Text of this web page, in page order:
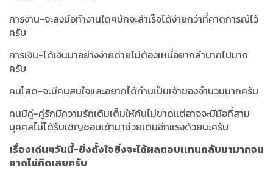
การงาน-จะลงมือทำงานใดๆมักจะสำเร็จได้ง่ายกว่าที่คาดการณ์ไว้
ครับ
การเงิน-ได้เงินมาอย่างง่ายด่ายไม่ต้องเหนื่อยากลำบากไปมาก
ครับ
คนโสด-จะมีคนสนใจและอยากได้ท่านเป็นเจ้าของจำนวนมากครับ
คนมีคู่-คู่รักมีความรักเติมเต็มให้กันไม่ขาดแต่อาจจะมีมือที่สาม
บุคคลไม่ได้รับเชิญชอบเข้ามาช่วยเติมอีกแรงด้วยนะครับ
เรื่องเด่นๆวันนี้-ยิ่งตั้งใจยิ่งจะได้ผลตอบเเทนกลับมามากจน
คาดไม่คิดเลยครับ